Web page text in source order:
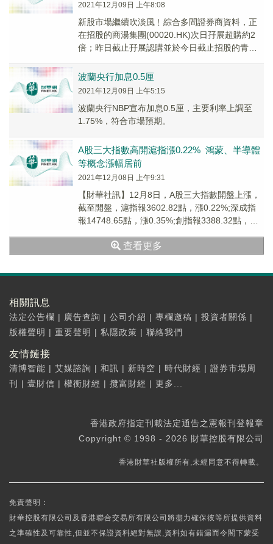
2021年12月09日 上午8:08
新股市場繼續吹淡風﹗綜合多間證券商資料，正
在招股的商湯集團(00020.HK)次日孖展超購約2
倍；昨日截止孖展認購並於今日截止招股的青瓷
波蘭央行加息0.5厘
2021年12月09日 上午5:15
波蘭央行NBP宣布加息0.5厘，主要利率上調至
1.75%，符合市場預期。
A股三大指數高開滬指漲0.22% 鴻蒙、半導體
等概念漲幅居前
2021年12月08日 上午9:31
【財華社訊】12月8日，A股三大指數開盤上漲，
截至開盤，滬指報3602.82點，漲0.22%;深成指
報14748.65點，漲0.35%;創指報3388.32點，漲
查看更多
相關訊息
法定公告欄 | 廣告查詢 | 公司介紹 | 專欄邀稿 | 投資者關係 |
版權聲明 | 重要聲明 | 私隱政策 | 聯絡我們
友情鏈接
清博智能 | 艾媒諮詢 | 和訊 | 新時空 | 時代財經 | 證券市場周
刊
| 壹財信 | 權衡財經 | 攬富財經 | 更多...
香港政府指定刊載法定通告之憲報刊登報章
Copyright © 1998 - 2026 財華控股有限公司
香港財華社版權所有,未經同意不得轉載。
免責聲明：
財華控股有限公司及香港聯合交易所有限公司將盡力確保彼等所提供資料
之準確性及可靠性,但並不保證資料絕對無誤,資料如有錯漏而令閣下蒙受